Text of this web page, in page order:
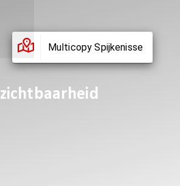
Multicopy Spijkenisse